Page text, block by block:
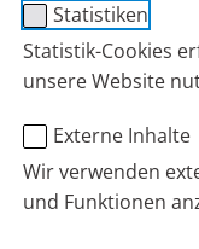
Statistiken
Statistik-Cookies
unsere Website
Externe Inhalte
Wir verwenden
und Funktionen